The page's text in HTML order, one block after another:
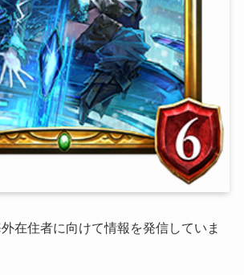
在住者に向けて情報を発信していま